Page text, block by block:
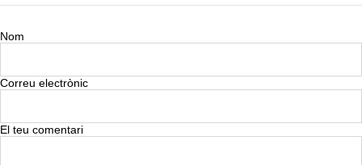
Nom
Correu electrònic
El teu comentari